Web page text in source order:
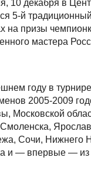
10 декабря в
5-й
на призы
мастера
году в
2005-2009
Московской
Сочи, Нижнего
и — впервые — из